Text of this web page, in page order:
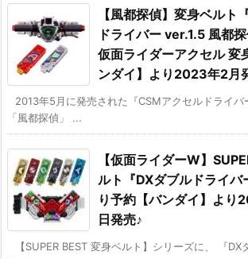
【風都探偵】変身ベルト
ドライバー ver.1.5 風都探
仮面ライダーアクセル 変
ンダイ】より2023年2月
2013年5月に発売された『CSMアクセルドライバ
「風都探偵」 ...
【仮面ライダーW】
ルト『DXダブルドライバ
り予約【バンダイ】より
日発売♪
【SUPER BEST 変身ベルト】シリーズに、 『DX